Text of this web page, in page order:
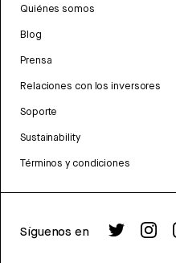
Quiénes somos
Blog
Prensa
Relaciones con los inversores
Soporte
Sustainability
Términos y condiciones
Síguenos en